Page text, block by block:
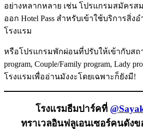
อย่างหลากหลาย เช่น โปรแกรมสมัครส
ออก Hotel Pass สำหรับเข้าใช้บริการสิ่
โรงแรม
หรือโปรแกรมพักผ่อนที่ปรับให้เข้ากับสถ
program, Couple/Family program, Lady
โรงแรมเพื่ออ่านมังงะโดยเฉพาะก็ยังมี!
โรงแรมธีมปาร์คที่
ทราเวลอินฟลูเอนเซอร์คนดัง